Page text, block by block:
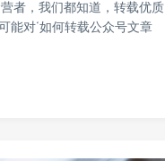
者，我们都知道，转载优质
能对‘如何转载公众号文章